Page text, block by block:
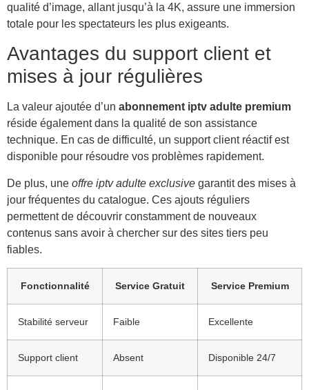
qualité d’image, allant jusqu’à la 4K, assure une immersion
totale pour les spectateurs les plus exigeants.
Avantages du support client et
mises à jour régulières
La valeur ajoutée d’un abonnement iptv adulte premium
réside également dans la qualité de son assistance
technique. En cas de difficulté, un support client réactif est
disponible pour résoudre vos problèmes rapidement.
De plus, une offre iptv adulte exclusive garantit des mises à
jour fréquentes du catalogue. Ces ajouts réguliers
permettent de découvrir constamment de nouveaux
contenus sans avoir à chercher sur des sites tiers peu
fiables.
Fonctionnalité Service Gratuit Service Premium
Stabilité serveur Faible Excellente
Support client Absent Disponible 24/7